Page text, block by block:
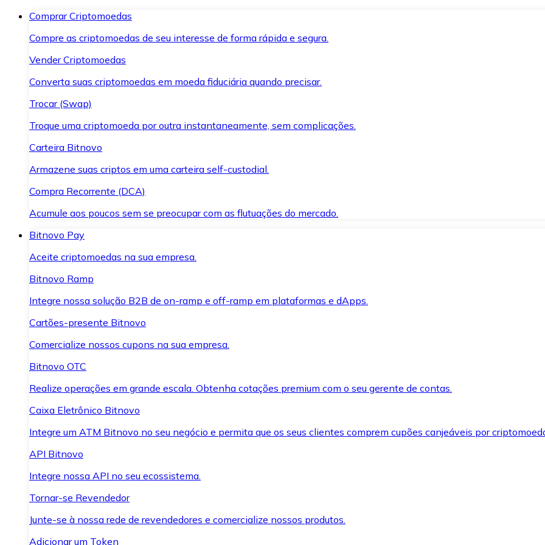
Comprar Criptomoedas
Compre as criptomoedas de seu interesse de forma rápida e segura.
Vender Criptomoedas
Converta suas criptomoedas em moeda fiduciária quando precisar.
Trocar (Swap)
Troque uma criptomoeda por outra instantaneamente, sem complicações.
Carteira Bitnovo
Armazene suas criptos em uma carteira self-custodial.
Compra Recorrente (DCA)
Acumule aos poucos sem se preocupar com as flutuações do mercado.
Bitnovo Pay
Aceite criptomoedas na sua empresa.
Bitnovo Ramp
Integre nossa solução B2B de on-ramp e off-ramp em plataformas e dApps.
Cartões-presente Bitnovo
Comercialize nossos cupons na sua empresa.
Bitnovo OTC
Realize operações em grande escala. Obtenha cotações premium com o seu gerente de contas.
Caixa Eletrônico Bitnovo
Integre um ATM Bitnovo no seu negócio e permita que os seus clientes comprem cupões canjeáveis por
API Bitnovo
Integre nossa API no seu ecossistema.
Tornar-se Revendedor
Junte-se à nossa rede de revendedores e comercialize nossos produtos.
Adicionar um Token